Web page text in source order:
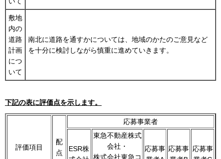
敷地
内の
道路
計画
につ
いて
南北に道路を通すかについては、地域のかたのご意見など
を十分に検討しながら慎重に進めていきます。
下記の表に評価点を示します。
評価項目
配
点
応募事業者
ESR株
東急不動産株式
会社・
株式会社東急コ
応募事 応募事 応募事